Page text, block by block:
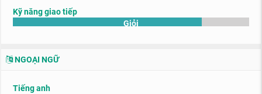
Kỹ năng giao tiếp
Giỏi
NGOẠI NGỮ
Tiếng anh